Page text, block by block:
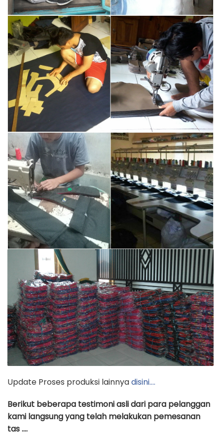
Update Proses produksi lainnyadisini….
Berikut beberapa testimoni asli dari para pelanggan
kami langsung yang telah melakukan pemesanan
tas ….